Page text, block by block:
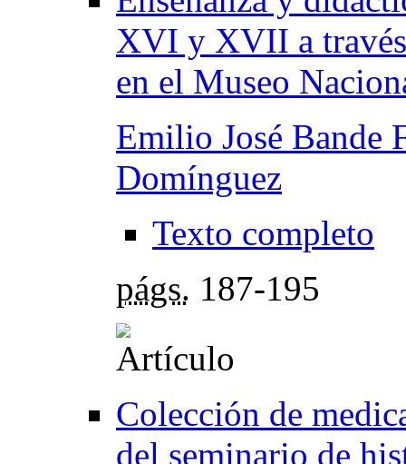
XVI y XVII a través
en el Museo
Emilio José Bande
Domínguez
Texto completo
págs. 187-195
Colección de
del seminario de